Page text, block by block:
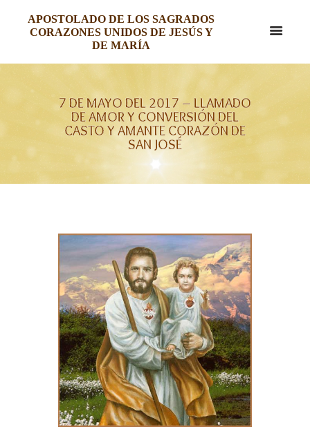
APOSTOLADO DE LOS SAGRADOS
CORAZONES UNIDOS DE JESÚS Y
DE MARÍA
7 DE MAYO DEL 2017 – LLAMADO
DE AMOR Y CONVERSIÓN DEL
CASTO Y AMANTE CORAZÓN DE
SAN JOSÉ